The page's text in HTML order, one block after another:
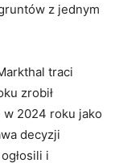
z jednym
traci
zrobił
w 2024 roku jako
decyzji
i